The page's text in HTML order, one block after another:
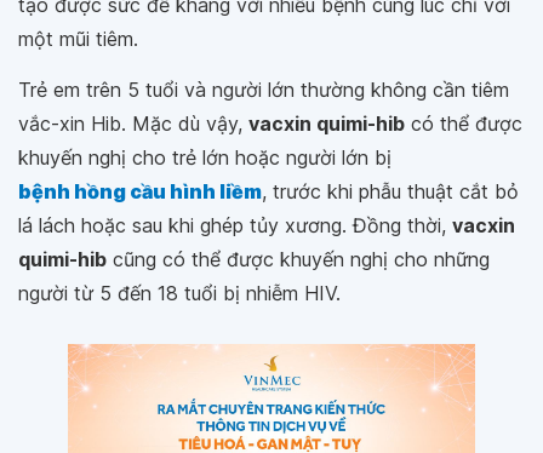
tạo được sức đề kháng với nhiều bệnh cùng lúc chỉ với
một mũi tiêm.
Trẻ em trên 5 tuổi và người lớn thường không cần tiêm
vắc-xin Hib. Mặc dù vậy, vacxin quimi-hib có thể được
khuyến nghị cho trẻ lớn hoặc người lớn bị
bệnh hồng cầu hình liềm, trước khi phẫu thuật cắt bỏ
lá lách hoặc sau khi ghép tủy xương. Đồng thời, vacxin
quimi-hib cũng có thể được khuyến nghị cho những
người từ 5 đến 18 tuổi bị nhiễm HIV.